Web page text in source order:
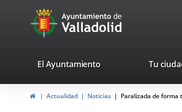
Portal
Web
Ayuntamiento
de
valladolid.es
El Ayuntamiento Tu
InicioActualidad Noticias Paralizada de forma